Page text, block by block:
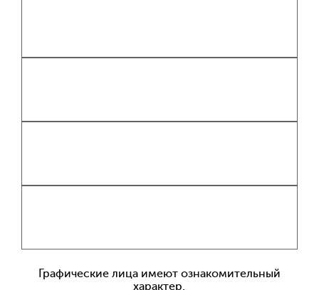
Графические лица имеют ознакомительный
характер.